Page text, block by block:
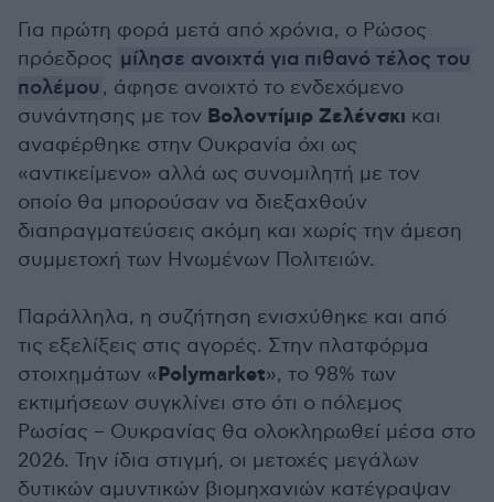
Για πρώτη φορά μετά από χρόνια, ο Ρώσος
πρόεδρος μίλησε ανοιχτά για πιθανό τέλος του
πολέμου , άφησε ανοιχτό το ενδεχόμενο
συνάντησης με τον Βολοντίμιρ Ζελένσκι και
αναφέρθηκε στην Ουκρανία όχι ως
«αντικείμενο» αλλά ως συνομιλητή με τον
οποίο θα μπορούσαν να διεξαχθούν
διαπραγματεύσεις ακόμη και χωρίς την άμεση
συμμετοχή των Ηνωμένων Πολιτειών.
Παράλληλα, η συζήτηση ενισχύθηκε και από
τις εξελίξεις στις αγορές. Στην πλατφόρμα
στοιχημάτων «Polymarket», το 98% των
εκτιμήσεων συγκλίνει στο ότι ο πόλεμος
Ρωσίας – Ουκρανίας θα ολοκληρωθεί μέσα στο
2026. Την ίδια στιγμή, οι μετοχές μεγάλων
δυτικών αμυντικών βιομηχανιών κατέγραψαν